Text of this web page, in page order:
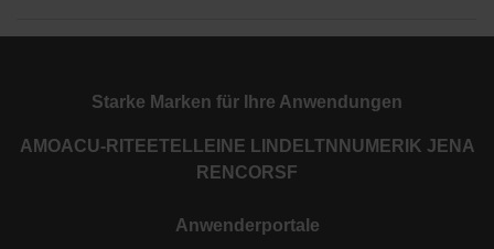
Starke Marken für Ihre Anwendungen
AMOACU-RITE ETEL LEINE LINDE LTN NUMERIK JENA
RENCORSF
Anwenderportale